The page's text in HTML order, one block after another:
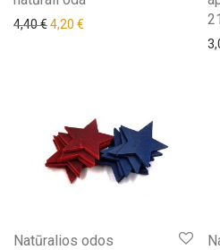
4,40€Original price was: 4,40 €.
4,20 € Current price is: 4,20 €.
Natūralios odos